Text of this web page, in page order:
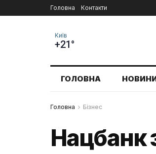
Головна Контакти
Київ
+21°
ГОЛОВНА
Головна Бізнес
Нацбанк